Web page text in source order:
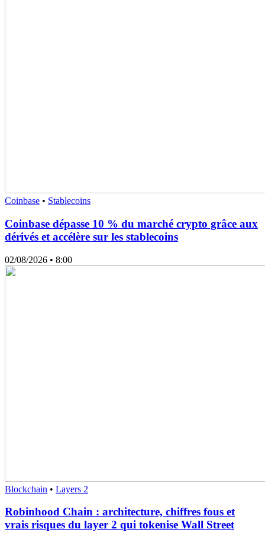
Coinbase • Stablecoins
Coinbase dépasse 10 % du marché crypto grâce aux
dérivés et accélère sur les stablecoins
02/08/2026 • 8:00
Blockchain • Layers 2
Robinhood Chain : architecture, chiffres fous et
vrais risques du layer 2 qui tokenise Wall Street